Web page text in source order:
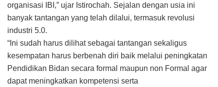
organisasi IBI,” ujar Istirochah. Sejalan dengan usia ini
banyak tantangan yang telah dilalui, termasuk revolusi
industri 5.0.
“Ini sudah harus dilihat sebagai tantangan sekaligus
kesempatan harus berbenah diri baik melalui peningkatan
Pendidikan Bidan secara formal maupun non Formal agar
dapat meningkatkan kompetensi serta